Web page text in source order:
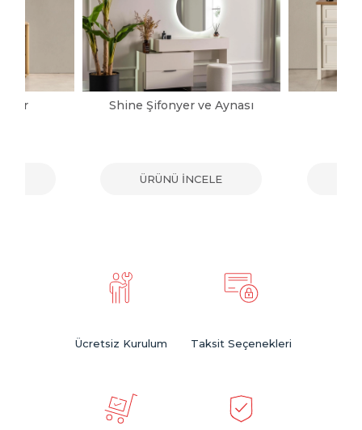
Shine Şifonyer ve Aynası
ÜRÜNÜ İNCELE
Ücretsiz Kurulum Taksit Seçenekleri